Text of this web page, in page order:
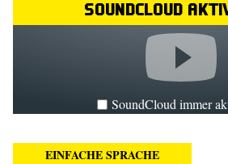
SoundCloud
SoundCloud immer
EINFACHE SPRACHE